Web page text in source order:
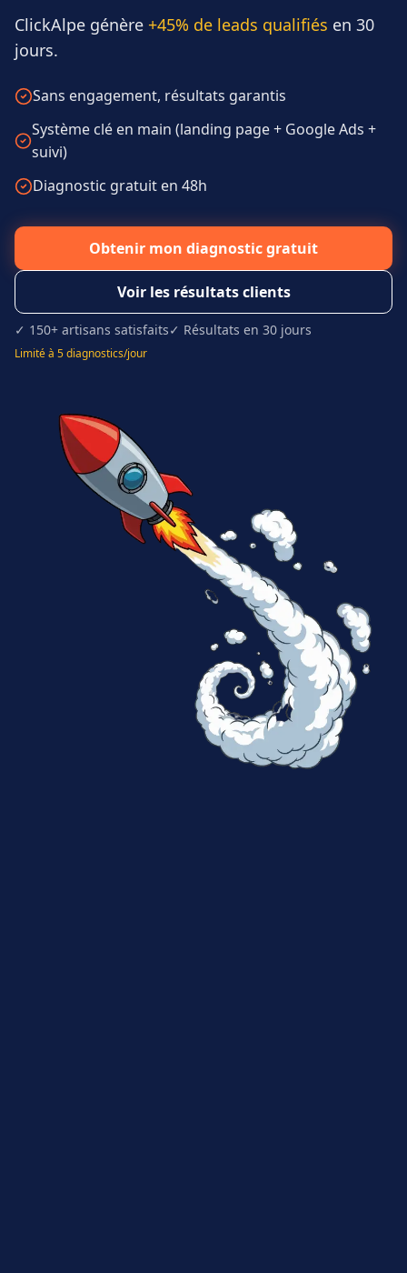
ClickAlpe génère +45% de leads qualifiés en 30
jours.
Sans engagement, résultats garantis
Système clé en main (landing page + Google Ads +
suivi)
Diagnostic gratuit en 48h
Obtenir mon diagnostic gratuit
Voir les résultats clients
✓ 150+ artisans satisfaits✓ Résultats en 30 jours
Limité à 5 diagnostics/jour